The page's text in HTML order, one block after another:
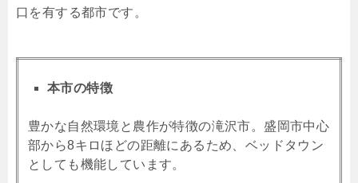
口を有する都市です。
本市の特徴
豊かな自然環境と農作が特徴の滝沢市。盛岡市中心
部から8キロほどの距離にあるため、ベッドタウン
としても機能しています。